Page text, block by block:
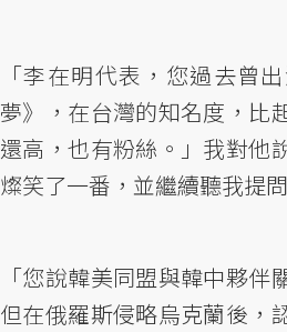
「李在明代表，您過去曾
夢》，在台灣的知名度，比
還高，也有粉絲。」我對他
燦笑了一番，並繼續聽我提問
「您說韓美同盟與韓中夥伴
但在俄羅斯侵略烏克蘭後，